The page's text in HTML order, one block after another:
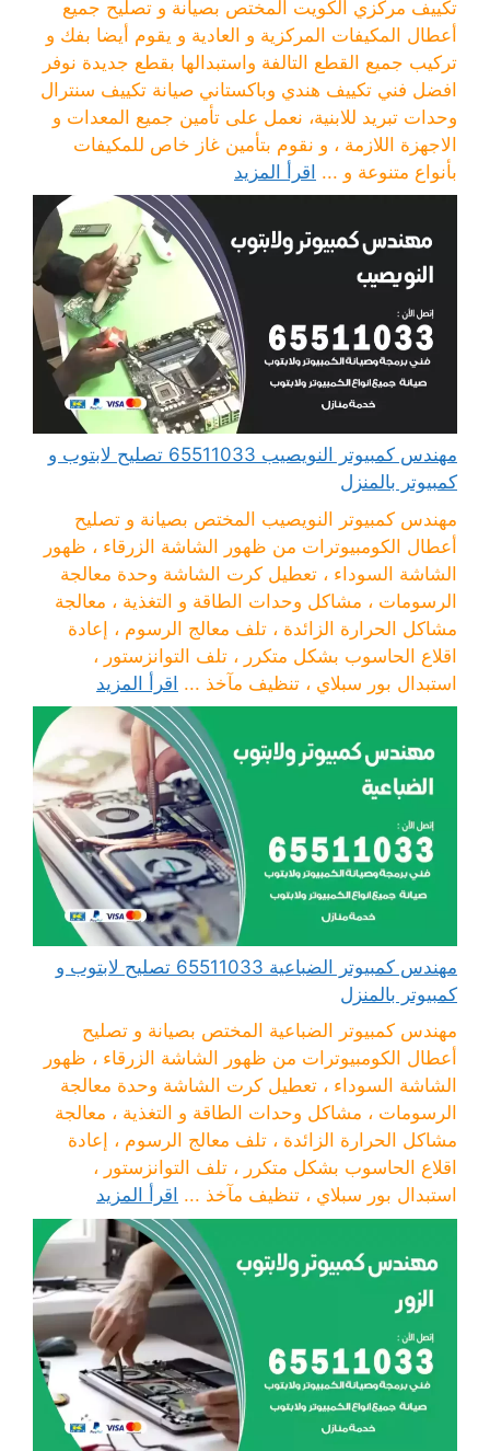
تكييف مركزي الكويت المختص بصيانة و تصليح جميع
أعطال المكيفات المركزية و العادية و يقوم أيضا بفك و
تركيب جميع القطع التالفة واستبدالها بقطع جديدة نوفر
افضل فني تكييف هندي وباكستاني صيانة تكييف سنترال
وحدات تبريد للابنية، نعمل على تأمين جميع المعدات و
الاجهزة اللازمة ، و نقوم بتأمين غاز خاص للمكيفات
بأنواع متنوعة و ... اقرأ المزيد
مهندس كمبيوتر النويصيب 65511033 تصليح لابتوب و
كمبيوتر بالمنزل
مهندس كمبيوتر النويصيب المختص بصيانة و تصليح
أعطال الكومبيوترات من ظهور الشاشة الزرقاء ، ظهور
الشاشة السوداء ، تعطيل كرت الشاشة وحدة معالجة
الرسومات ، مشاكل وحدات الطاقة و التغذية ، معالجة
مشاكل الحرارة الزائدة ، تلف معالج الرسوم ، إعادة
اقلاع الحاسوب بشكل متكرر ، تلف التوانزستور ،
استبدال بور سبلاي ، تنظيف مآخذ ... اقرأ المزيد
مهندس كمبيوتر الضباعية 65511033 تصليح لابتوب و
كمبيوتر بالمنزل
مهندس كمبيوتر الضباعية المختص بصيانة و تصليح
أعطال الكومبيوترات من ظهور الشاشة الزرقاء ، ظهور
الشاشة السوداء ، تعطيل كرت الشاشة وحدة معالجة
الرسومات ، مشاكل وحدات الطاقة و التغذية ، معالجة
مشاكل الحرارة الزائدة ، تلف معالج الرسوم ، إعادة
اقلاع الحاسوب بشكل متكرر ، تلف التوانزستور ،
استبدال بور سبلاي ، تنظيف مآخذ ... اقرأ المزيد